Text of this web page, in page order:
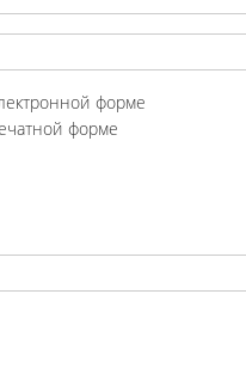
форме
форме